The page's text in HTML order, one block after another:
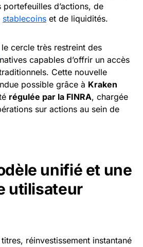
d’actions, de
stablecoins et de liquidités.
cercle très restreint des
natives capables d’offrir un accès
Cette nouvelle
possible grâce à Kraken
régulée par la FINRA, chargée
sur actions au sein de
unifié et une
utilisateur
réinvestissement instantané